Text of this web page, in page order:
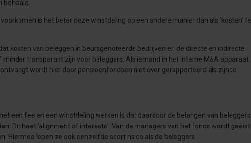
is het beter deze winstdeling op een andere manier dan als ‘kosten’ te
kosten van beleggen in beursgenoteerde bedrijven en de directe en indirecte
transparant zijn voor beleggers. Als iemand in het interne M&A apparaat
wordt hier door pensioenfondsen niet over gerapporteerd als zijnde
een fee en een winstdeling werken is dat daardoor de belangen van beleggers
Dit heet ‘alignment of interests’. Van de managers van het fonds wordt geëist
Hiermee lopen ze ook eenzelfde soort risico als de beleggers